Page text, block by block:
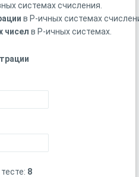
системахсчисления.
в Р‑ичныхсистемах
чисел в Р‑ичныхсистемах.
8